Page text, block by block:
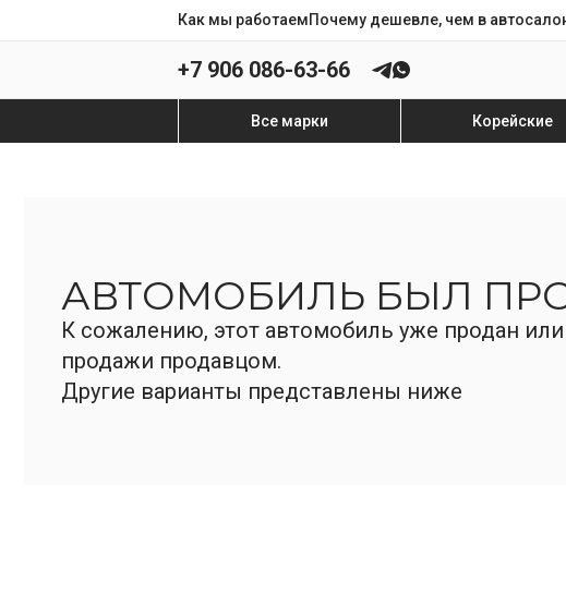
Как мы работаемПочему дешевле, чем в
+7 906 086-63-66
Все марки Корейские
АВТОМОБИЛЬ БЫЛ
К сожалению, этот автомобиль уже продан или
продажи продавцом.
Другие варианты представлены ниже